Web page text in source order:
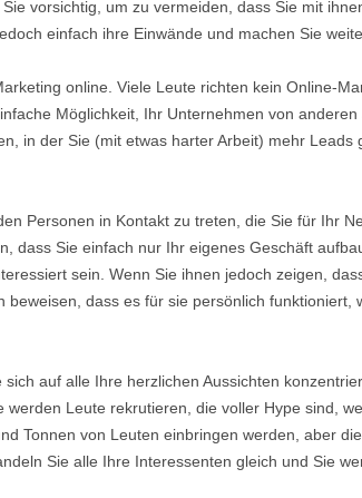
vorsichtig, um zu vermeiden, dass Sie mit
einfach ihre Einwände und machen Sie
online. Viele Leute richten kein Online-
Möglichkeit, Ihr Unternehmen von
in der Sie (mit etwas harter Arbeit) mehr Leads
Personen in Kontakt zu treten, die Sie für Ihr
dass Sie einfach nur Ihr eigenes Geschäft
sein. Wenn Sie ihnen jedoch zeigen,
beweisen, dass es für sie persönlich funktioniert,
sich auf alle Ihre herzlichen Aussichten
werden Leute rekrutieren, die voller Hype sind,
Tonnen von Leuten einbringen werden, aber
Sie alle Ihre Interessenten gleich und Sie